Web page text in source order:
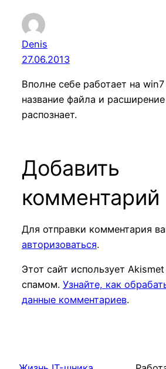
Denis
27.06.2013
Вполне себе работает на
название файла и
распознает.
Добавить
комментарий
Для отправки комментария
авторизоваться.
Этот сайт использует
спамом. Узнайте, как
данные комментариев.